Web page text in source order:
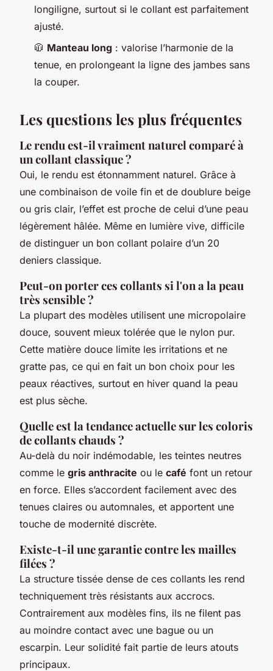
longiligne, surtout si le collant est parfaitement
ajusté.
🧥 Manteau long : valorise l’harmonie de la
tenue, en prolongeant la ligne des jambes sans
la couper.
Les questions les plus fréquentes
Le rendu est-il vraiment naturel comparé à
un collant classique ?
Oui, le rendu est étonnamment naturel. Grâce à
une combinaison de voile fin et de doublure beige
ou gris clair, l’effet est proche de celui d’une peau
légèrement hâlée. Même en lumière vive, difficile
de distinguer un bon collant polaire d’un 20
deniers classique.
Peut-on porter ces collants si l'on a la peau
très sensible ?
La plupart des modèles utilisent une micropolaire
douce, souvent mieux tolérée que le nylon pur.
Cette matière douce limite les irritations et ne
gratte pas, ce qui en fait un bon choix pour les
peaux réactives, surtout en hiver quand la peau
est plus sèche.
Quelle est la tendance actuelle sur les coloris
de collants chauds ?
Au-delà du noir indémodable, les teintes neutres
comme le gris anthracite ou le café font un retour
en force. Elles s’accordent facilement avec des
tenues claires ou automnales, et apportent une
touche de modernité discrète.
Existe-t-il une garantie contre les mailles
filées ?
La structure tissée dense de ces collants les rend
techniquement très résistants aux accrocs.
Contrairement aux modèles fins, ils ne filent pas
au moindre contact avec une bague ou un
escarpin. Leur solidité fait partie de leurs atouts
principaux.